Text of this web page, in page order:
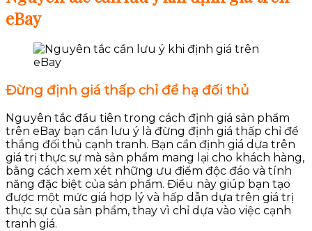
eBay
Đừng định giá thấp chỉ để hạ đối thủ
Nguyên tắc đầu tiên trong cách định giá sản phẩm
trên eBay bạn cần lưu ý là đừng định giá thấp chỉ để
thắng đối thủ cạnh tranh. Bạn cần định giá dựa trên
giá trị thực sự mà sản phẩm mang lại cho khách hàng,
bằng cách xem xét những ưu điểm độc đáo và tính
năng đặc biệt của sản phẩm. Điều này giúp bạn tạo
được một mức giá hợp lý và hấp dẫn dựa trên giá trị
thực sự của sản phẩm, thay vì chỉ dựa vào việc cạnh
tranh giá.